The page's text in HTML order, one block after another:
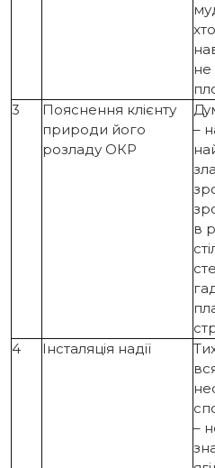
не
3
Пояснення клієнту
природи його
розладу ОКР
–
в
4
Інсталяція надії
–